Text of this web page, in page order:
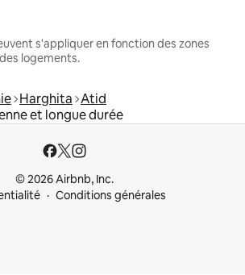
s'appliquer en fonction des zones
logements.
Harghita Atid
et longue durée
© 2026 Airbnb, Inc.
Conditions générales